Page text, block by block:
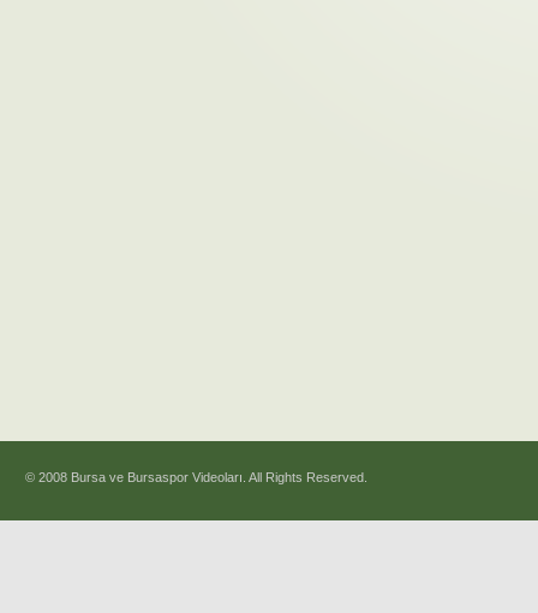
© 2008 Bursa ve Bursaspor Videoları. All Rights Reserved.